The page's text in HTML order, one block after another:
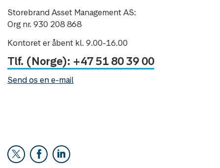
Storebrand Asset Management AS:
Org nr. 930 208 868
Kontoret er åbent kl. 9.00-16.00
Tlf. (Norge): +47 51 80 39 00
Send os en e-mail